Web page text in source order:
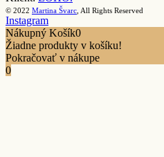
© 2022 Martina Švarc , All Rights Reserved
Instagram
Nákupný Košík0
Žiadne produkty v košíku!
Pokračovať v nákupe
0